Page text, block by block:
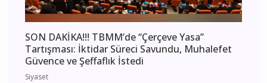
SON DAKİKA!!! TBMM’de “Çerçeve Yasa”
Tartışması: İktidar Süreci Savundu, Muhalefet
Güvence ve Şeffaflık İstedi
Siyaset